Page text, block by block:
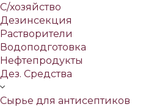
С/хозяйство
Дезинсекция
Растворители
Водоподготовка
Нефтепродукты
Дез. Средства
Сырье для антисептиков